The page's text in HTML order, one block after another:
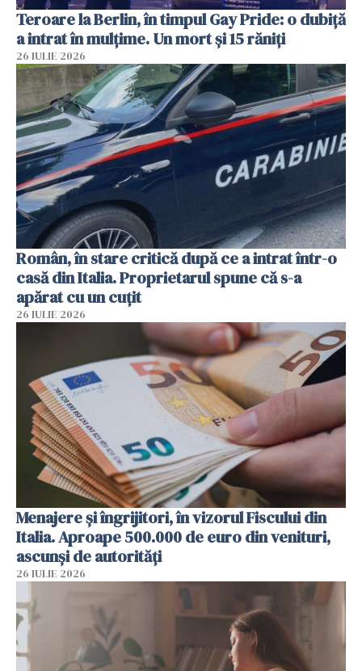
Teroare la Berlin, în timpul Gay Pride: o dubiță
a intrat în mulțime. Un mort și 15 răniți
26 IULIE 2026
Român, în stare critică după ce a intrat într-o
casă din Italia. Proprietarul spune că s-a
apărat cu un cuțit
26 IULIE 2026
Menajere și îngrijitori, în vizorul Fiscului din
Italia. Aproape 500.000 de euro din venituri,
ascunși de autorități
26 IULIE 2026